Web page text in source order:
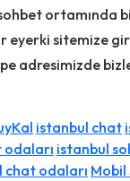
ortamında
sitemize
istanbul chat
odaları istanbul
chat odaları Mobil